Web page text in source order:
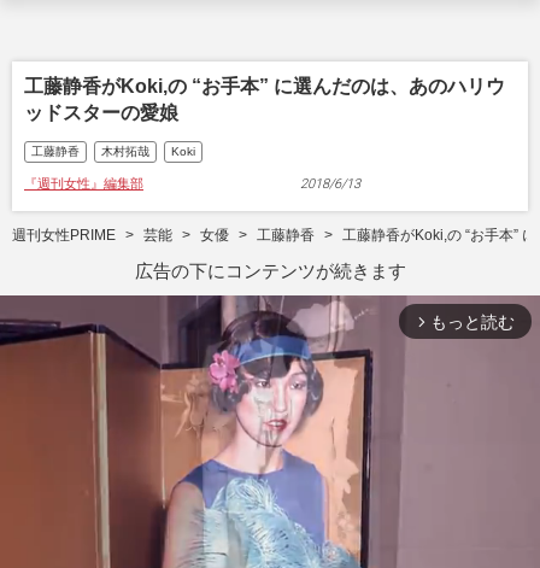
工藤静香がKoki,の “お手本” に選んだのは、あのハリウ
ッドスターの愛娘
工藤静香 木村拓哉 Koki
『週刊女性』編集部 2018/6/13
週刊女性PRIME 芸能 女優 工藤静香 工藤静香がKoki,の “お手本”
広告の下にコンテンツが続きます
arrow_forward_ios もっと読む